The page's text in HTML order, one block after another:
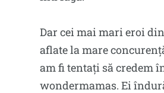
Dar cei mai mari eroi
aflate la mare
am fi tentați să credem
wondermamas. Ei